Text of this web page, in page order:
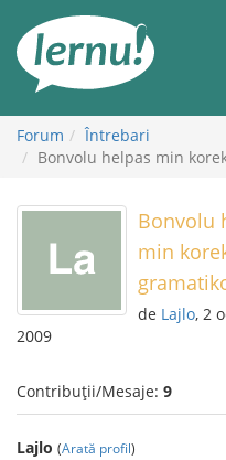
conținut
Forum
Întrebari
Bonvolu helpas min
Bonvolu
min
de Lajlo, 2
2009
Contribuții/Mesaje: 9
Lajlo (Arată profil)